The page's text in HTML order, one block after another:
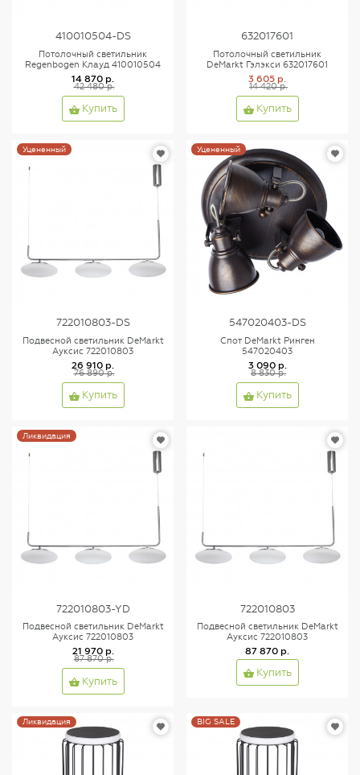
410010504-DS
Потолочный светильник
Regenbogen Клауд 410010504
14 870 р.
42 480 р.
Купить
632017601
Потолочный светильник
DeMarkt Гэлэкси 632017601
3 605 р.
14 420 р.
Купить
Уцененный
722010803-DS
Подвесной светильник DeMarkt
Ауксис 722010803
26 910 р.
76 890 р.
Купить
Уцененный
547020403-DS
Спот DeMarkt Ринген
547020403
3 090 р.
8 830 р.
Купить
Ликвидация
722010803-YD
Подвесной светильник DeMarkt
Ауксис 722010803
21 970 р.
87 870 р.
Купить
722010803
Подвесной светильник DeMarkt
Ауксис 722010803
87 870 р.
Купить
Ликвидация BIG SALE